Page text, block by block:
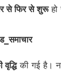
से फिर से शुरूहो
की गई है।